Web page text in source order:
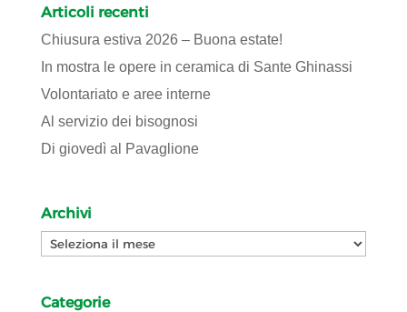
Articoli recenti
Chiusura estiva 2026 – Buona estate!
In mostra le opere in ceramica di Sante Ghinassi
Volontariato e aree interne
Al servizio dei bisognosi
Di giovedì al Pavaglione
Archivi
Archivi
Categorie